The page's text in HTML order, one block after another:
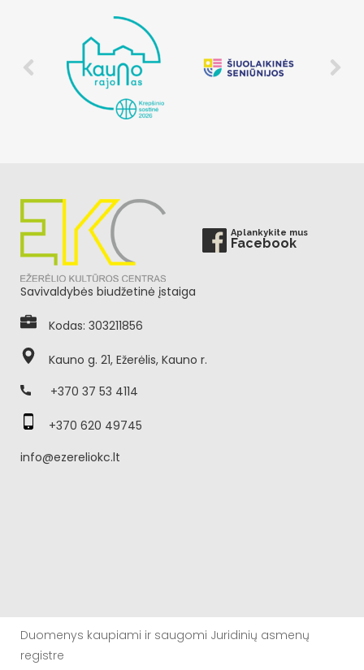
Aplankykite mus
Facebook
Savivaldybės biudžetinė įstaiga
Kodas: 303211856
Kauno g. 21, Ežerėlis, Kauno r.
+370 37 53 4114
+370 620 49745
info@ezereliokc.lt
Duomenys kaupiami ir saugomi Juridinių asmenų
registre